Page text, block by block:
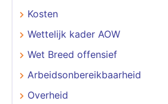
Kosten
Wettelijk kader AOW
Wet Breed offensief
Arbeidsonbereikbaarheid
Overheid